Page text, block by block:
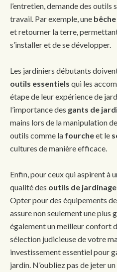
l’entretien, demande des
travail. Par exemple, une bêche
et retourner la terre,
s’installer et de se développer.
Les jardiniers débutants
outils essentiels qui les
étape de leur expérience de
l’importance des gants de
mains lors de la manipulation
outils comme la fourcheet le
cultures de manière efficace.
Enfin, pour ceux qui aspirent à
qualité des outils de jardinage
Opter pour des équipements
assure non seulement une plus
également un meilleur confort
sélection judicieuse de votre
investissement essentiel pour
jardin. N’oubliez pas de jeter